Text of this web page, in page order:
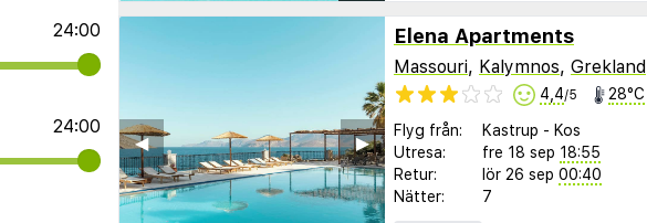
24:00
24:00
▶︎
◀︎
Elena Apartments
Massouri, Kalymnos, Grekland
4,4/5 28°C
Flyg från: Kastrup - Kos
Utresa:
fre 18 sep 18:55
Retur:
lör 26 sep 00:40
Nätter:
7